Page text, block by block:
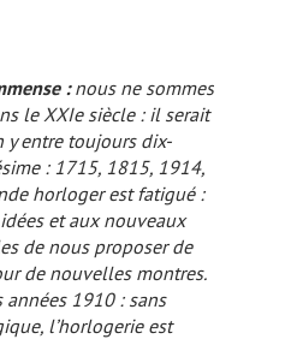
:nous ne sommes
le XXIe siècle : il serait
y entre toujours dix-
: 1715, 1815, 1914,
horloger est fatigué :
et aux nouveaux
de nous proposer de
de nouvelles montres.
1910 : sans
l’horlogerie est